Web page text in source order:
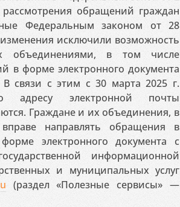
обращений граждан
Федеральным законом от 28
исключили возможность
объединениями, в том числе
форме электронного документа
связи с этим с 30 марта 2025 г.
адресу электронной почты
Граждане и их объединения, в
направлять обращения в
электронного документа с
информационной
и муниципальных услуг
(раздел «Полезные сервисы» —